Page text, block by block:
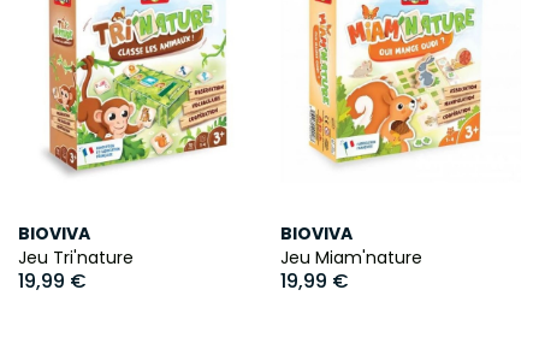
BIOVIVA
Jeu Tri'nature
19,99 €
BIOVIVA
Jeu Miam'nature
19,99 €